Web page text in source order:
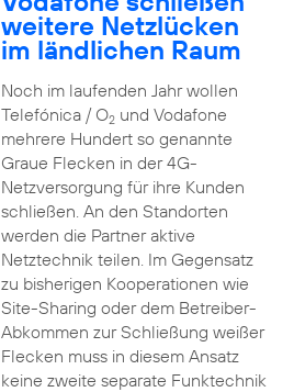
weitere Netzlücken
im ländlichen Raum
Noch im laufenden Jahr wollen
Telefónica / O2und Vodafone
mehrere Hundert so genannte
Graue Flecken in der 4G-
Netzversorgung für ihre Kunden
schließen. An den Standorten
werden die Partner aktive
Netztechnik teilen. Im Gegensatz
zu bisherigen Kooperationen wie
Site-Sharing oder dem Betreiber-
Abkommen zur Schließung weißer
Flecken muss in diesem Ansatz
keine zweite separate Funktechnik